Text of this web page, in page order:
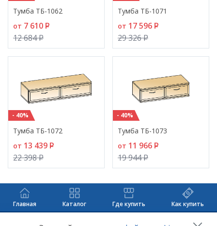
Тумба ТБ-1062
от 7 610 P
12 684P
Тумба ТБ-1071
от 17 596 P
29 326P
- 40%
Тумба ТБ-1072
от 13 439 P
22 398P
- 40%
Тумба ТБ-1073
от 11 966 P
19 944P
Главная Каталог Где купить Как купить